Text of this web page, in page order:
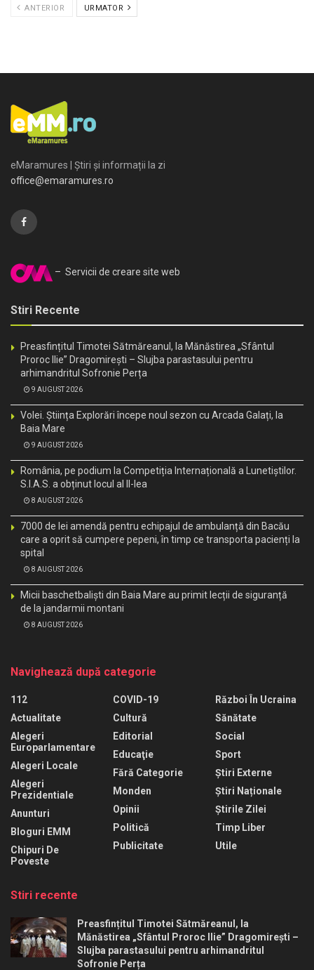
ANTERIOR URMATOR
eMaramures | Știri și informații la zi
office@emaramures.ro
– Servicii de creare site web
Stiri Recente
Preasfințitul Timotei Sătmăreanul, la Mănăstirea „Sfântul
Proroc Ilie” Dragomirești – Slujba parastasului pentru
arhimandritul Sofronie Perța
9 AUGUST 2026
Volei. Știința Explorări începe noul sezon cu Arcada Galați, la
Baia Mare
9 AUGUST 2026
România, pe podium la Competiția Internațională a Lunetiștilor.
S.I.A.S. a obținut locul al II-lea
8 AUGUST 2026
7000 de lei amendă pentru echipajul de ambulanță din Bacău
care a oprit să cumpere pepeni, în timp ce transporta pacienți la
spital
8 AUGUST 2026
Micii baschetbaliști din Baia Mare au primit lecții de siguranță
de la jandarmii montani
8 AUGUST 2026
Navighează după categorie
112
Actualitate
Alegeri
Europarlamentare
Alegeri Locale
Alegeri
Prezidentiale
Anunturi
Bloguri EMM
Chipuri De
Poveste
COVID-19
Cultură
Editorial
Educaţie
Fără Categorie
Monden
Opinii
Politică
Publicitate
Război În Ucraina
Sănătate
Social
Sport
Știri Externe
Știri Naționale
Știrile Zilei
Timp Liber
Utile
Stiri recente
Preasfințitul Timotei Sătmăreanul, la
Mănăstirea „Sfântul Proroc Ilie” Dragomirești –
Slujba parastasului pentru arhimandritul
Sofronie Perța